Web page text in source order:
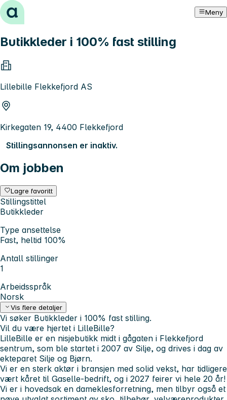
Hopp til innhold Meny
Butikkleder i 100% fast stilling
Lillebille Flekkefjord AS
Kirkegaten 19, 4400 Flekkefjord
Stillingsannonsen er inaktiv.
Om jobben
Lagre favoritt
Stillingstittel
Butikkleder
Type ansettelse
Fast, heltid 100%
Antall stillinger
1
Arbeidsspråk
Norsk
Vis flere detaljer
Vi søker Butikkleder i 100% fast stilling.
Vil du være hjertet i LilleBille?
LilleBille er en nisjebutikk midt i gågaten i Flekkefjord
sentrum, som ble startet i 2007 av Silje, og drives i dag av
ekteparet Silje og Bjørn.
Vi er en sterk aktør i bransjen med solid vekst, har tidligere
vært kåret til Gaselle-bedrift, og i 2027 feirer vi hele 20 år!
Vi er i hovedsak en dameklesforretning, men tilbyr også et